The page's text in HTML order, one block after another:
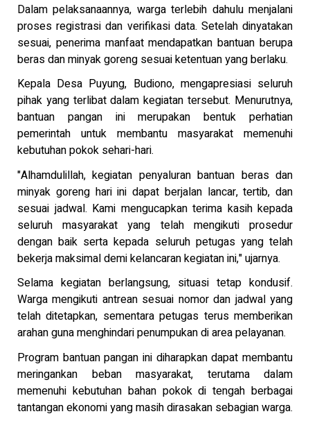
Dalam pelaksanaannya, warga terlebih dahulu menjalani
proses registrasi dan verifikasi data. Setelah dinyatakan
sesuai, penerima manfaat mendapatkan bantuan berupa
beras dan minyak goreng sesuai ketentuan yang berlaku.
Kepala Desa Puyung, Budiono, mengapresiasi seluruh
pihak yang terlibat dalam kegiatan tersebut. Menurutnya,
bantuan pangan ini merupakan bentuk perhatian
pemerintah untuk membantu masyarakat memenuhi
kebutuhan pokok sehari-hari.
"Alhamdulillah, kegiatan penyaluran bantuan beras dan
minyak goreng hari ini dapat berjalan lancar, tertib, dan
sesuai jadwal. Kami mengucapkan terima kasih kepada
seluruh masyarakat yang telah mengikuti prosedur
dengan baik serta kepada seluruh petugas yang telah
bekerja maksimal demi kelancaran kegiatan ini," ujarnya.
Selama kegiatan berlangsung, situasi tetap kondusif.
Warga mengikuti antrean sesuai nomor dan jadwal yang
telah ditetapkan, sementara petugas terus memberikan
arahan guna menghindari penumpukan di area pelayanan.
Program bantuan pangan ini diharapkan dapat membantu
meringankan beban masyarakat, terutama dalam
memenuhi kebutuhan bahan pokok di tengah berbagai
tantangan ekonomi yang masih dirasakan sebagian warga.